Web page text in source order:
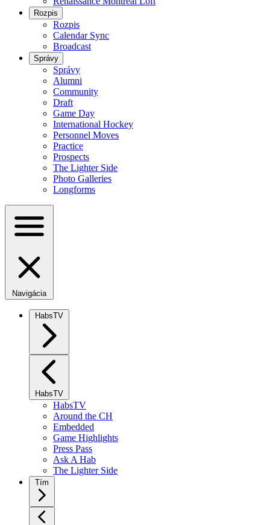
Rozpis
Rozpis
Calendar Sync
Broadcast
Správy
Správy
Alumni
Community
Draft
Game Day
International Hockey
Personnel Moves
Practice
Prospects
The Lighter Side
Photo Galleries
Longforms
Navigácia
HabsTV
HabsTV
HabsTV
Around the CH
Embedded
Game Highlights
Press Pass
Ask A Hab
The Lighter Side
Tím